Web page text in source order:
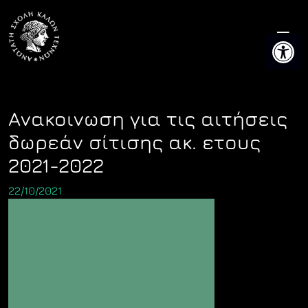
content
Ανακοινωση για τις αιτήσεις
δωρεάν σίτισης ακ. ετους
2021-2022
22/10/2021